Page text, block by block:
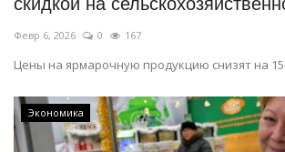
Февр 6, 2026 0 167
Цены на ярмарочную продукцию снизят на
Экономика